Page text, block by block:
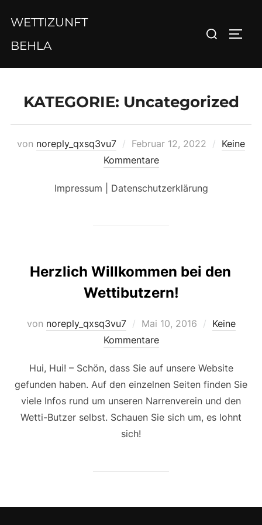
Inhalt
springen
WETTIZUNFT
BEHLA
Suchen
KATEGORIE: Uncategorized
von noreply_qxsq3vu7
Veröffentlicht
am
Februar 12, 2022
Keine
Kommentare
Impressum | Datenschutzerklärung
Herzlich Willkommen bei den
Wettibutzern!
von noreply_qxsq3vu7
Veröffentlicht
am
Mai 10, 2016
Keine
Kommentare
Hui, Hui! – Schön, dass Sie auf unsere Website
gefunden haben. Auf den einzelnen Seiten finden Sie
viele Infos rund um unseren Narrenverein und den
Wetti-Butzer selbst. Schauen Sie sich um, es lohnt
sich!